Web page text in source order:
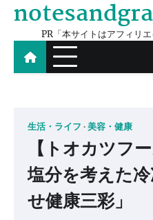
Skip
contentPR「本サイトはアフィリ
生活・ライフ 美容・健康
【トオカツフ
塩分を考えた
せ健康三彩」